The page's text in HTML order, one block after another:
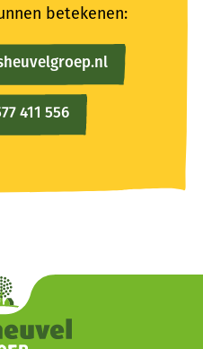
betekenen:
411 556